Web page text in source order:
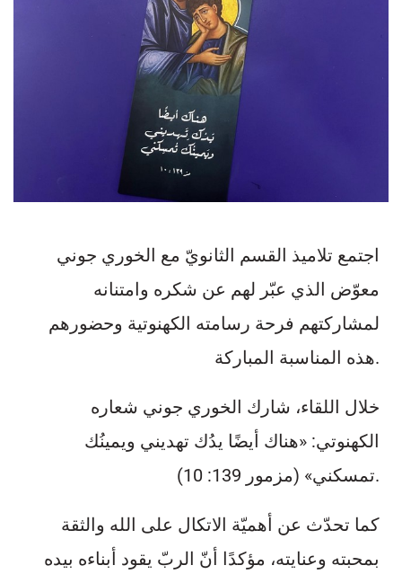
اجتمع تلاميذ القسم الثانويّ مع الخوري جوني
معوّض الذي عبّر لهم عن شكره وامتنانه
لمشاركتهم فرحة رسامته الكهنوتية وحضورهم
هذه المناسبة المباركة.
خلال اللقاء، شارك الخوري جوني شعاره
الكهنوتي: «هناك أيضًا يدُك تهديني ويمينُك
تمسكني» (مزمور 139: 10).
كما تحدّث عن أهميّة الاتكال على الله والثقة
بمحبته وعنايته، مؤكدًا أنّ الربّ يقود أبناءه بيده